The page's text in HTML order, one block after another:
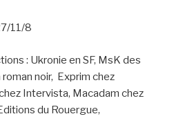
11/8
: Ukronie en SF, MsK des
noir, Exprim chez
Intervista, Macadam chez
du Rouergue,